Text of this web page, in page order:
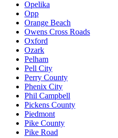
Opelika
Opp
Orange Beach
Owens Cross Roads
Oxford
Ozark
Pelham
Pell City
Perry County
Phenix City
Phil Campbell
Pickens County
Piedmont
Pike County
Pike Road